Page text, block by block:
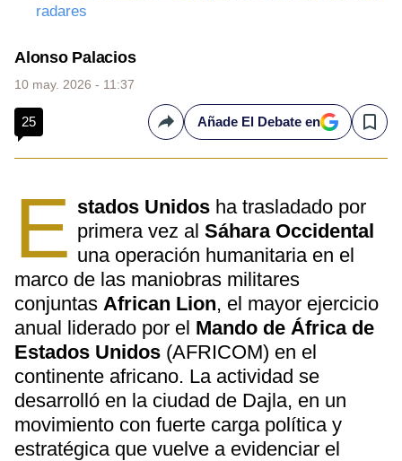
radares
Alonso Palacios
10 may. 2026 - 11:37
25 CompartirAñade El Debate en Save
E stados Unidos ha trasladado por
primera vez alSáhara Occidental
una operación humanitaria en el
marco de las maniobras militares
conjuntas African Lion, el mayor ejercicio
anual liderado por el Mando de África de
Estados Unidos (AFRICOM) en el
continente africano. La actividad se
desarrolló en la ciudad de Dajla, en un
movimiento con fuerte carga política y
estratégica que vuelve a evidenciar el